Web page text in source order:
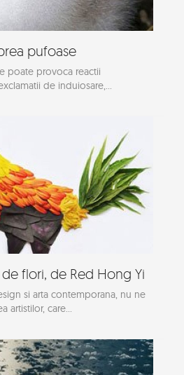
pufoase
poate provoca reactii
de induiosare,...
flori, de Red Hong Yi
si arta contemporana, nu ne
artistilor, care...